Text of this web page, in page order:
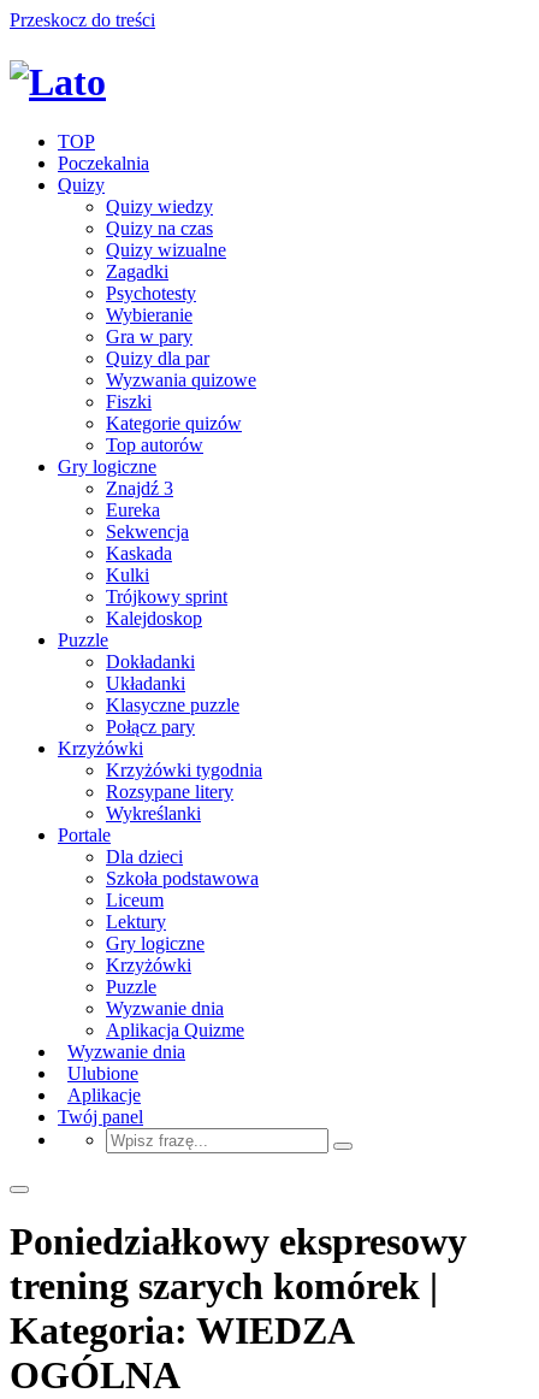
Przeskocz do treści
TOP
Poczekalnia
Quizy
Quizy wiedzy
Quizy na czas
Quizy wizualne
Zagadki
Psychotesty
Wybieranie
Gra w pary
Quizy dla par
Wyzwania quizowe
Fiszki
Kategorie quizów
Top autorów
Gry logiczne
Znajdź 3
Eureka
Sekwencja
Kaskada
Kulki
Trójkowy sprint
Kalejdoskop
Puzzle
Dokładanki
Układanki
Klasyczne puzzle
Połącz pary
Krzyżówki
Krzyżówki tygodnia
Rozsypane litery
Wykreślanki
Portale
Dla dzieci
Szkoła podstawowa
Liceum
Lektury
Gry logiczne
Krzyżówki
Puzzle
Wyzwanie dnia
Aplikacja Quizme
Wyzwanie dnia
Ulubione
Aplikacje
Twój panel
Poniedziałkowy ekspresowy
trening szarych komórek |
Kategoria: WIEDZA
OGÓLNA